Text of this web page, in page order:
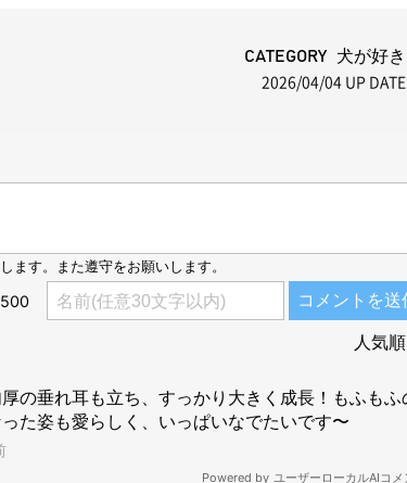
CATEGORY 犬が好き
2026/04/04 UP DATE